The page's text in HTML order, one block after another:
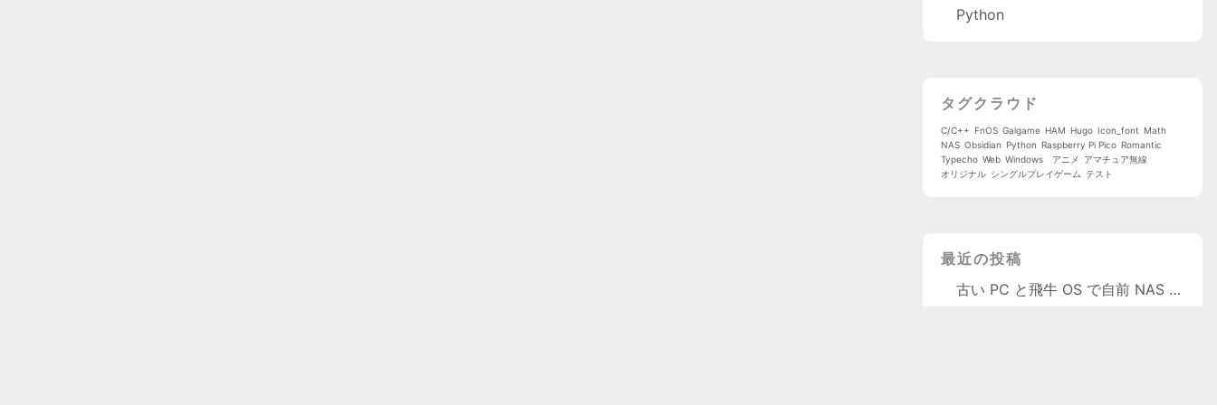
Python
タグクラウド
C/C++ FnOS Galgame HAM Hugo Icon_font Math
NAS Obsidian Python Raspberry Pi Pico Romantic
Typecho Web Windows アニメ
アマチュア無線
オリジナル シングルプレイゲーム テスト
最近の投稿
古い PC と飛牛 OS で自前 NAS を作る